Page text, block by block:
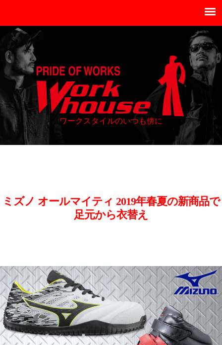
ワークスタイルのいつも傍に
ミズノ オールマイティ 2019年春夏の新商品で
足元から衣替え